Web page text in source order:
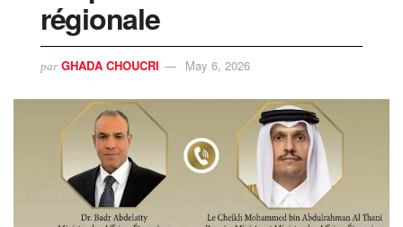
régionale
par GHADA CHOUCRI May 6, 2026